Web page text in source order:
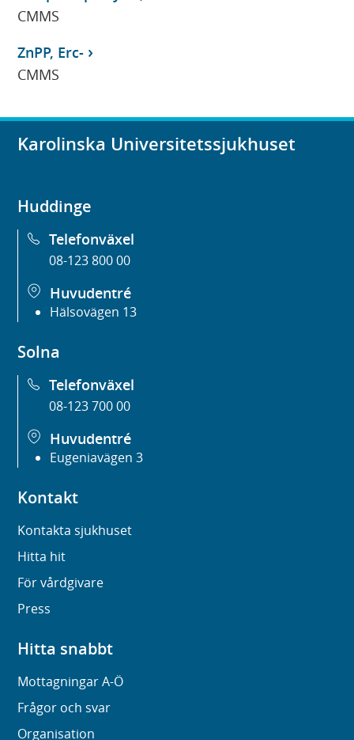
CMMS
ZnPP, Erc-
CMMS
Karolinska Universitetssjukhuset
Huddinge
Telefonväxel
08-123 800 00
Huvudentré
Hälsovägen 13
Solna
Telefonväxel
08-123 700 00
Huvudentré
Eugeniavägen 3
Kontakt
Kontakta sjukhuset
Hitta hit
För vårdgivare
Press
Hitta snabbt
Mottagningar A-Ö
Frågor och svar
Organisation